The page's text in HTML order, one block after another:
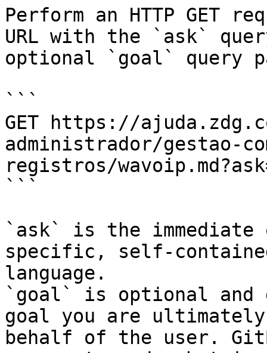
Perform an HTTP GET
URL with the `ask`
optional `goal` query
```
GET https://
administrador/gestao-
registros/
```
`ask` is the
specific, self-
language.
`goal` is optional and
goal you are
behalf of the user.